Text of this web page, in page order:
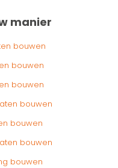
manier
bouwen
bouwen
bouwen
bouwen
bouwen
bouwen
bouwen